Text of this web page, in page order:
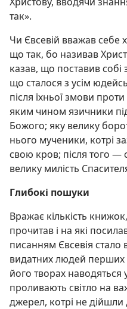
так».
Чи Євсевій вважав
що так, бо називав
казав, що поставив собі
що сталося з усім
після їхньої змови
яким чином язичники
Божого; яку велику
нього мученики, котрі
свою кров; після того —
велику милість
Глибокі пошуки
Вражає кількість
прочитав і на які
писанням Євсевія стало
видатних людей перших
його творах наводяться
проливають світло на
джерел, котрі не